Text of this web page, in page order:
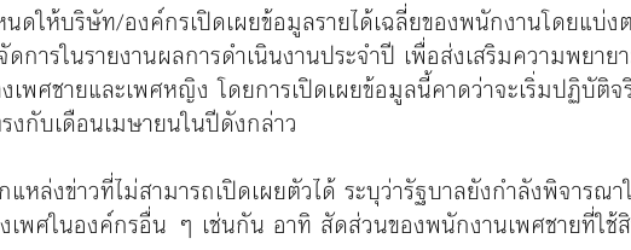
ให้บริษัท/องค์กรเปิดเผยข้อมูลรายได้เฉลี่ยของพนักงานโดยแบ่
ารในรายงานผลการดำเนินงานประจำปี เพื่อส่งเสริมความพยาย
เพศชายและเพศหญิง โดยการเปิดเผยข้อมูลนี้คาดว่าจะเริ่มปฏิบัติจ
กับเดือนเมษายนในปีดังกล่าว
แหล่งข่าวที่ไม่สามารถเปิดเผยตัวได้ ระบุว่ารัฐบาลยังกำลังพิจาร
เพศในองค์กรอื่น ๆ เช่นกัน อาทิ สัดส่วนของพนักงานเพศชายที่ใช้